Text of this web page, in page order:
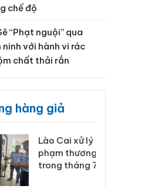
chế độ
“Phạt nguội” qua
với hành vi rác
chất thải rắn
hàng giả
Lào Cai xử lý 83 vụ vi
phạm thương mại
trong tháng 7